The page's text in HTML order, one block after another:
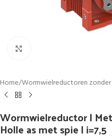
Home/Wormwielreductoren
Wormwielreductor |
Holle as met spie | i=7,5